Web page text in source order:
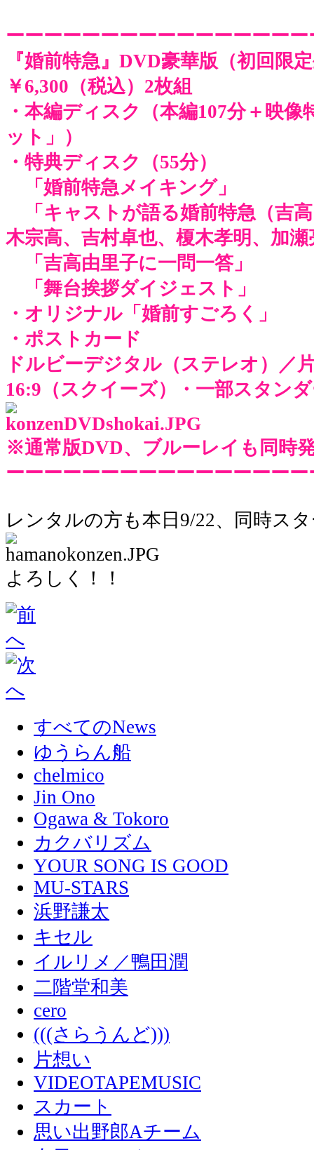
ーーーーーーーーーーーーーーー
『婚前特急』DVD豪華版（初回限
￥6,300（税込）2枚組
・本編ディスク（本編107分＋映
ット」）
・特典ディスク（55分）
「婚前特急メイキング」
「キャストが語る婚前特急（吉
木宗高、吉村卓也、榎木孝明、加瀬
「吉高由里子に一問一答」
「舞台挨拶ダイジェスト」
・オリジナル「婚前すごろく」
・ポストカード
ドルビーデジタル（ステレオ）／
16:9（スクイーズ）・一部スタン
※通常版DVD、ブルーレイも同時
ーーーーーーーーーーーーーーー
レンタルの方も本日9/22、同時ス
よろしく！！
すべてのNews
ゆうらん船
chelmico
Jin Ono
Ogawa & Tokoro
カクバリズム
YOUR SONG IS GOOD
MU-STARS
浜野謙太
キセル
イルリメ／鴨田潤
二階堂和美
cero
(((さらうんど)))
片想い
VIDEOTAPEMUSIC
スカート
思い出野郎Aチーム